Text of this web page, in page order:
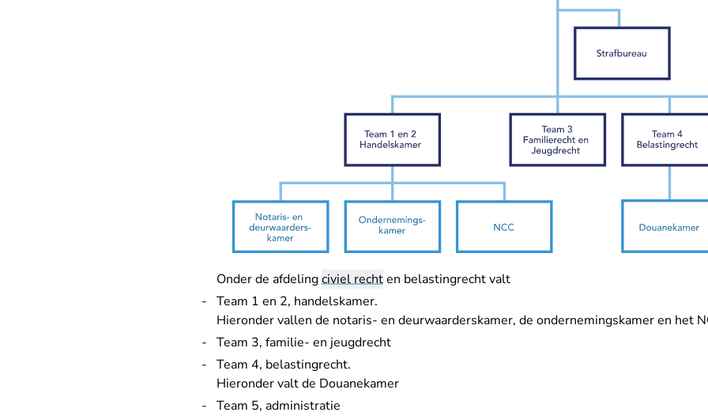
Onder de afdelingciviel rechten belastingrecht valt
Team 1 en 2, handelskamer.
Hieronder vallen de notaris- en deurwaarderskamer, de ondernemingskamer en het
Team 3, familie- en jeugdrecht
Team 4, belastingrecht.
Hieronder valt de Douanekamer
Team 5, administratie